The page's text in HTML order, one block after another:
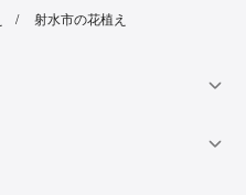
射水市の花植え